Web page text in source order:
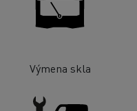
Výmena skla